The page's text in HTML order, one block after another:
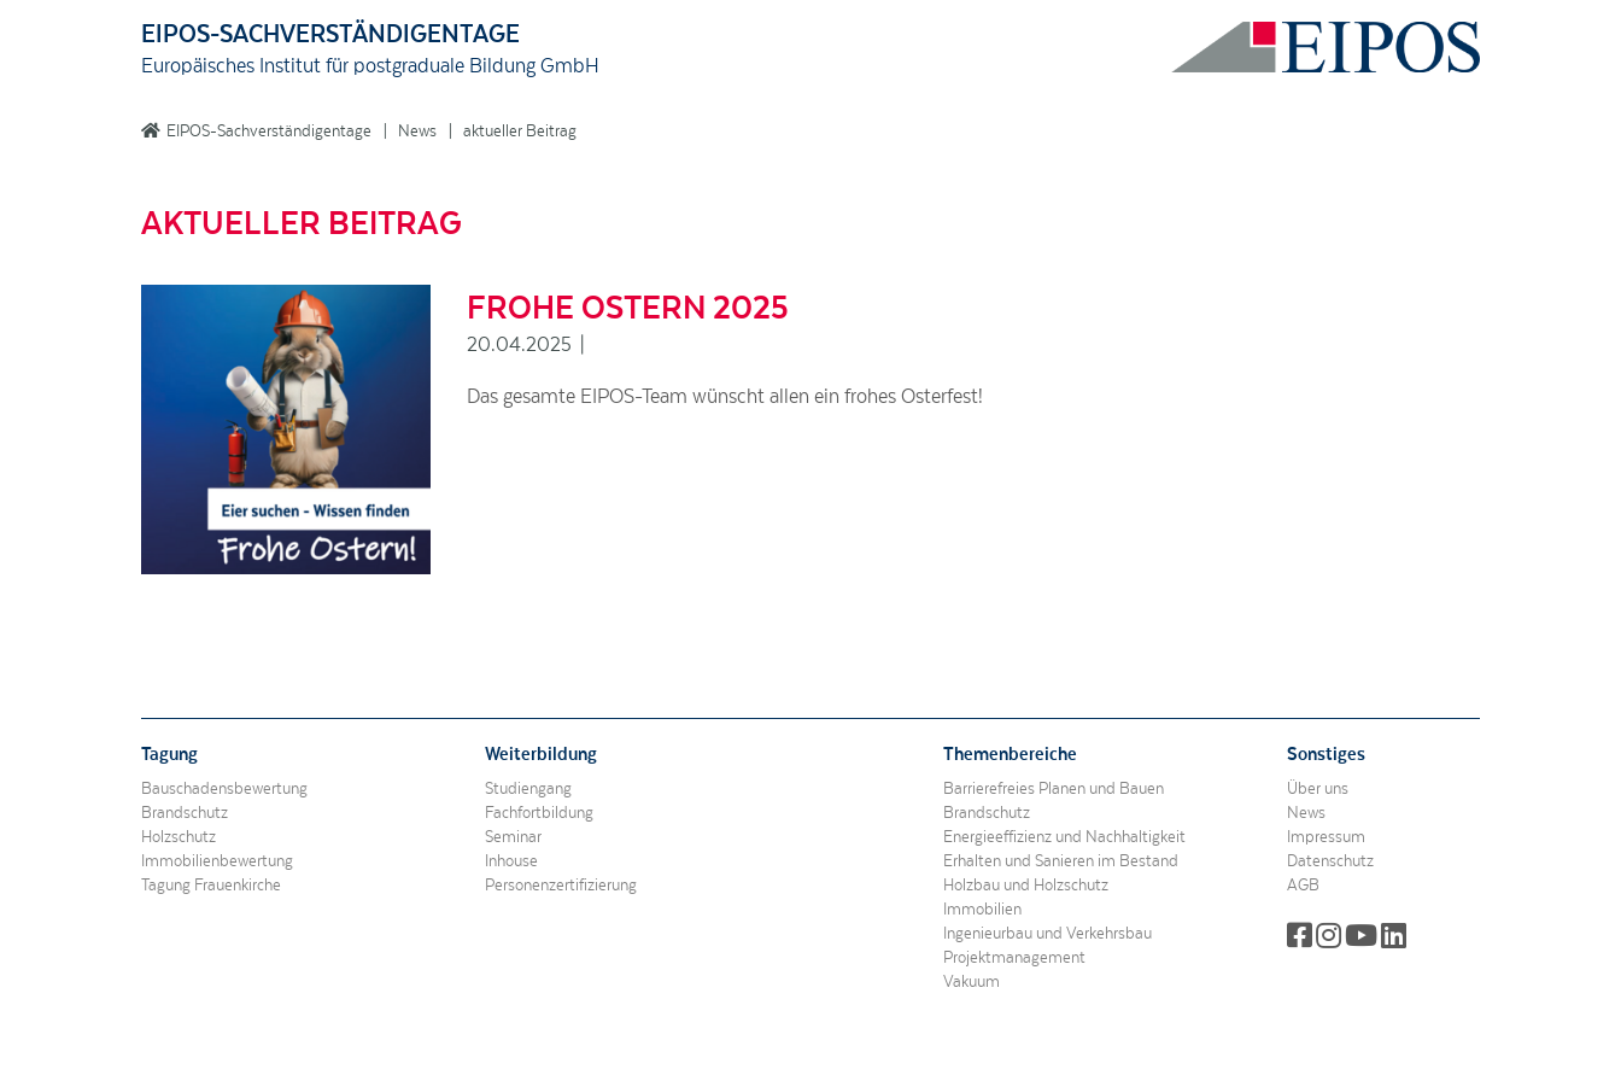
EIPOS-SACHVERSTÄNDIGENTAGE
Europäisches Institut für postgraduale Bildung GmbH
EIPOS-Sachverständigentage News aktueller Beitrag
AKTUELLER BEITRAG
FROHE OSTERN 2025
20.04.2025
Das gesamte EIPOS-Team wünscht allen ein frohes Osterfest!
Tagung
Bauschadensbewertung
Brandschutz
Holzschutz
Immobilienbewertung
Tagung Frauenkirche
Weiterbildung
Studiengang
Fachfortbildung
Seminar
Inhouse
Personenzertifizierung
Themenbereiche
Barrierefreies Planen und Bauen
Brandschutz
Energieeffizienz und Nachhaltigkeit
Erhalten und Sanieren im Bestand
Holzbau und Holzschutz
Immobilien
Ingenieurbau und Verkehrsbau
Projektmanagement
Vakuum
Sonstiges
Über uns
News
Impressum
Datenschutz
AGB
Wir verwenden Cookies, um Funktionen unserer Webseiten zur Verfügung zu stellen, Anzeigen zu personalisieren, evtl. Funktionen für soziale Medien anbieten zu können und Zugriffsstatistiken zu erstellen. Durch verschiedene
Techniken können Daten zur Verwendung unserer Seite durch Sie an unsere Partner für soziale Medien und Werbung weitergegeben werden. Genauere Angaben dazu finden Sie in unserer Datenschutzerklärung.
Notwendige Cookies
Nur essentielle Cookies akzeptieren